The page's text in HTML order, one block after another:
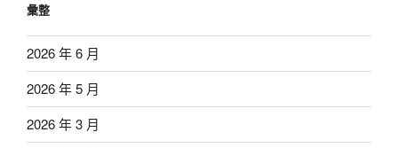
彙整
2026 年 6 月
2026 年 5 月
2026 年 3 月